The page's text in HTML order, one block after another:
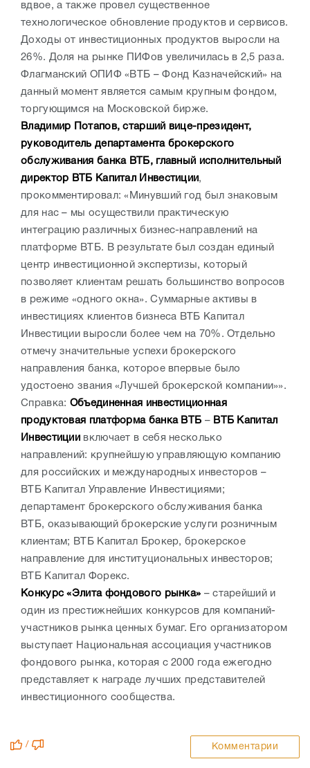
вдвое, а также провел существенное
технологическое обновление продуктов и сервисов.
Доходы от инвестиционных продуктов выросли на
26%. Доля на рынке ПИФов увеличилась в 2,5 раза.
Флагманский ОПИФ «ВТБ – Фонд Казначейский» на
данный момент является самым крупным фондом,
торгующимся на Московской бирже.
Владимир Потапов, старший вице-президент,
руководитель департамента брокерского
обслуживания банка ВТБ, главный исполнительный
директор ВТБ Капитал Инвестиции,
прокомментировал: «Минувший год был знаковым
для нас – мы осуществили практическую
интеграцию различных бизнес-направлений на
платформе ВТБ. В результате был создан единый
центр инвестиционной экспертизы, который
позволяет клиентам решать большинство вопросов
в режиме «одного окна». Суммарные активы в
инвестициях клиентов бизнеса ВТБ Капитал
Инвестиции выросли более чем на 70%. Отдельно
отмечу значительные успехи брокерского
направления банка, которое впервые было
удостоено звания «Лучшей брокерской компании»».
Справка: Объединенная инвестиционная
продуктовая платформа банка ВТБ – ВТБ Капитал
Инвестиции включает в себя несколько
направлений: крупнейшую управляющую компанию
для российских и международных инвесторов –
ВТБ Капитал Управление Инвестициями;
департамент брокерского обслуживания банка
ВТБ, оказывающий брокерские услуги розничным
клиентам; ВТБ Капитал Брокер, брокерское
направление для институциональных инвесторов;
ВТБ Капитал Форекс.
Конкурс «Элита фондового рынка» – старейший и
один из престижнейших конкурсов для компаний-
участников рынка ценных бумаг. Его организатором
выступает Национальная ассоциация участников
фондового рынка, которая с 2000 года ежегодно
представляет к награде лучших представителей
инвестиционного сообщества.
/ Комментарии